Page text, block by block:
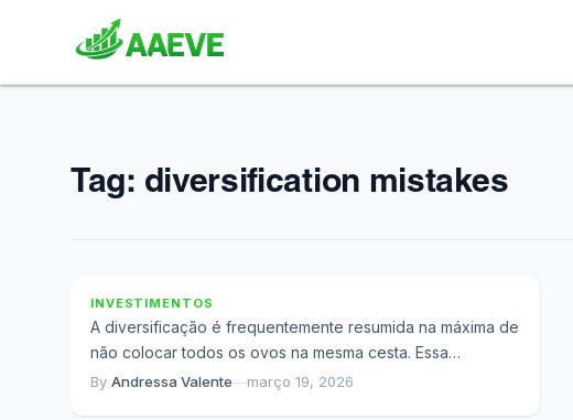
Tag: diversification mistakes
INVESTIMENTOS
A diversificação é frequentemente resumida na máxima de
não colocar todos os ovos na mesma cesta. Essa
simplificação, embora intuitiva, obscurece a...
By Andressa Valente—março 19, 2026